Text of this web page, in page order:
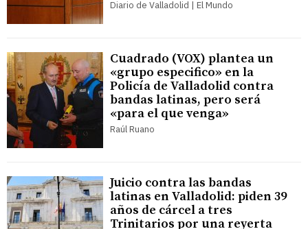
Diario de Valladolid | El Mundo
Cuadrado (VOX) plantea un
«grupo especifico» en la
Policía de Valladolid contra
bandas latinas, pero será
«para el que venga»
Raúl Ruano
Juicio contra las bandas
latinas en Valladolid: piden 39
años de cárcel a tres
Trinitarios por una reyerta